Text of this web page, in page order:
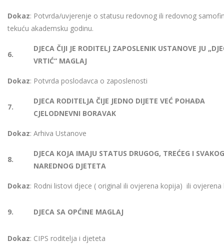
Dokaz: Potvrda/uvjerenje o statusu redovnog ili redovnog
tekuću akademsku godinu.
6.
DJECA ČIJI JE RODITELJ ZAPOSLENIK USTANOVE JU
VRTIĆ“ MAGLAJ
Dokaz: Potvrda poslodavca o zaposlenosti
7.
DJECA RODITELJA ČIJE JEDNO DIJETE VEĆ POHAĐA
CJELODNEVNI BORAVAK
Dokaz: Arhiva Ustanove
8.
DJECA KOJA IMAJU STATUS DRUGOG, TREĆEG I SVAKOG
NAREDNOG DJETETA
Dokaz: Rodni listovi djece ( original ili ovjerena kopija) ili ovjerena
9. DJECA SA OPĆINE MAGLAJ
Dokaz: CIPS roditelja i djeteta